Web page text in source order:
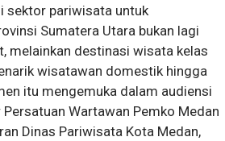
sektor pariwisata untuk
Sumatera Utara bukan lagi
melainkan destinasi wisata kelas
wisatawan domestik hingga
itu mengemuka dalam audiensi
Wartawan Pemko Medan
Dinas Pariwisata Kota Medan,